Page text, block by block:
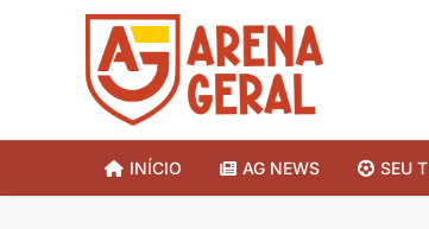
INÍCIO AG NEWS SEU